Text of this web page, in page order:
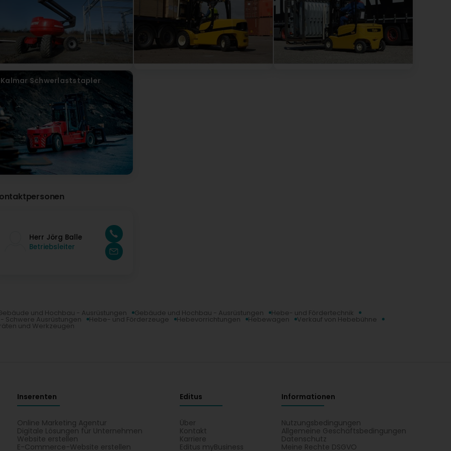
Kalmar Schwerlaststapler
Herr Jörg Balle
Betriebsleiter
und Hochbau - Ausrüstungen Gebäude und Hochbau - Ausrüstungen Hebe- und Fördertechnik
Schwere Ausrüstungen Hebe- und Förderzeuge Hebevorrichtungen Hebewagen Verkauf von Hebebühne
und Werkzeugen
Inserenten
Online Marketing Agentur
Digitale Lösungen für Unternehmen
Website erstellen
E-Commerce-Website erstellen
Editus
Über
Kontakt
Karriere
Editus myBusiness
Informationen
Nutzungsbedingungen
Allgemeine Geschäftsbedingungen
Datenschutz
Meine Rechte DSGVO